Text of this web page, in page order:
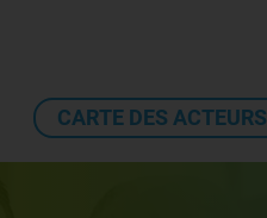
CARTE DES ACTEURS